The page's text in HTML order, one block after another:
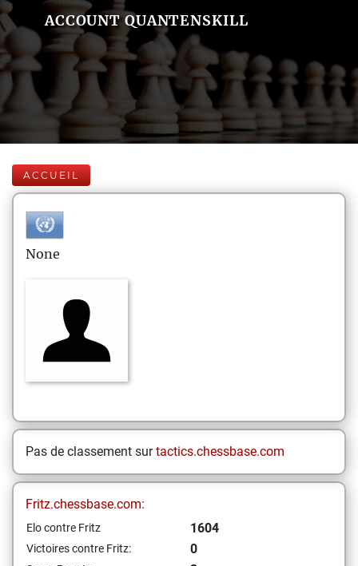
ACCOUNT QUANTENSKILL
ACCUEIL
None
Pas de classement surtactics.chessbase.com
Fritz.chessbase.com:
Elo contre Fritz 1604
Victoires contre Fritz: 0